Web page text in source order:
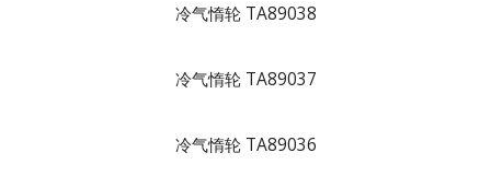
冷气惰轮 TA89038
冷气惰轮 TA89037
冷气惰轮 TA89036